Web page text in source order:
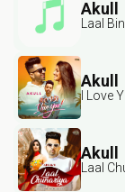
Akull
Laal
Akull
I Love
Akull
Laal